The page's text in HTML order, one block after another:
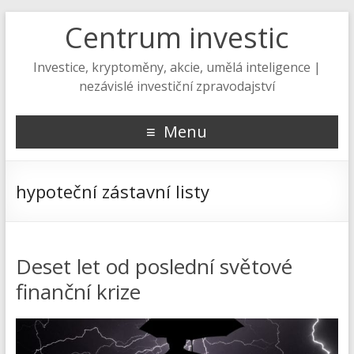
Centrum investic
Investice, kryptoměny, akcie, umělá inteligence |
nezávislé investiční zpravodajství
Menu
hypoteční zástavní listy
Deset let od poslední světové
finanční krize